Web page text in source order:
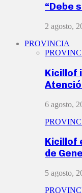
“Debe
2 agosto,
PROVINCIA
Kicillof
6 agosto,
Kicillof
de
5 agosto,